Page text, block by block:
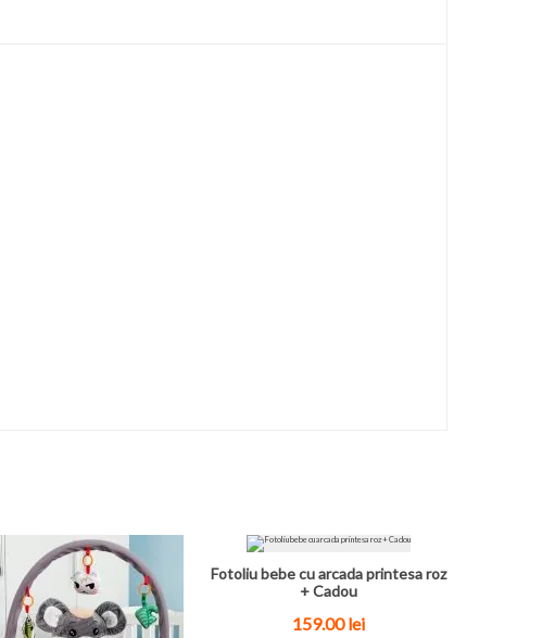
Fotoliu bebe cu arcada printesa roz
+ Cadou
159.00lei